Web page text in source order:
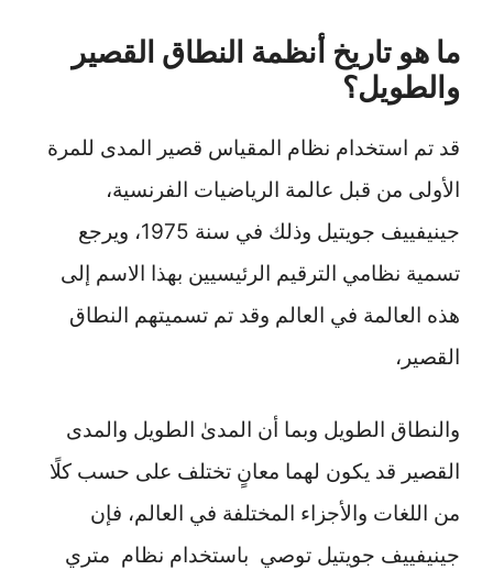
ما هو تاريخ أنظمة النطاق القصير
والطويل؟
قد تم استخدام نظام المقياس قصير المدى للمرة
الأولى من قبل عالمة الرياضيات الفرنسية،
جينيفييف جويتيل وذلك في سنة 1975، ويرجع
تسمية نظامي الترقيم الرئيسيين بهذا الاسم إلى
هذه العالمة في العالم وقد تم تسميتهم النطاق
القصير،
والنطاق الطويل وبما أن المدىٰ الطويل والمدى
القصير قد يكون لهما معانٍ تختلف على حسب كلًا
من اللغات والأجزاء المختلفة في العالم، فإن
جينيفييف جويتيل توصي باستخدام نظام متري